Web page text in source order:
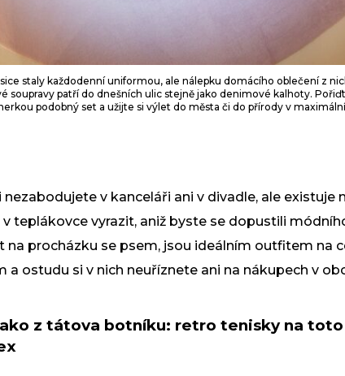
staly každodenní uniformou, ale nálepku domácího oblečení z
soupravy patří do dnešních ulic stejně jako denimové kalhoty.
podobný set a užijte si výlet do města či do přírody v
nezabodujete v kanceláři ani v divadle, ale existuje
teplákovce vyrazit, aniž byste se dopustili
na procházku se psem, jsou ideálním outfitem na
a ostudu si v nich neuříznete ani na nákupech v
z tátova botníku: retro tenisky na